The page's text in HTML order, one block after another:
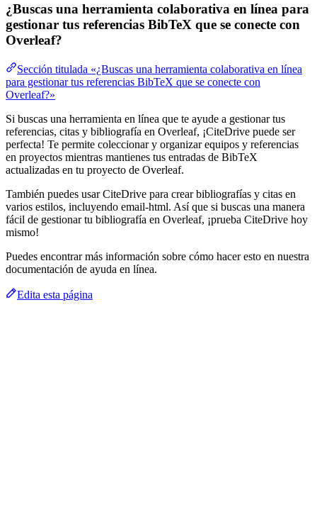
¿Buscas una herramienta colaborativa en línea para
gestionar tus referencias BibTeX que se conecte con
Overleaf?
Sección titulada «¿Buscas una herramienta colaborativa en línea
para gestionar tus referencias BibTeX que se conecte con
Overleaf?»
Si buscas una herramienta en línea que te ayude a gestionar tus
referencias, citas y bibliografía en Overleaf, ¡CiteDrive puede ser
perfecta! Te permite coleccionar y organizar equipos y referencias
en proyectos mientras mantienes tus entradas de BibTeX
actualizadas en tu proyecto de Overleaf.
También puedes usar CiteDrive para crear bibliografías y citas en
varios estilos, incluyendo email-html. Así que si buscas una manera
fácil de gestionar tu bibliografía en Overleaf, ¡prueba CiteDrive hoy
mismo!
Puedes encontrar más información sobre cómo hacer esto en nuestra
documentación de ayuda en línea.
Edita esta página